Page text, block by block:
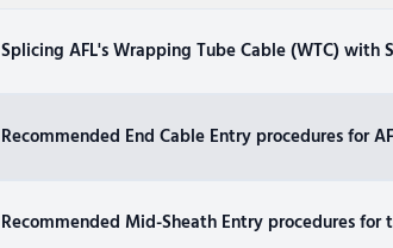
Splicing AFL's Wrapping Tube Cable (WTC) with
Recommended End Cable Entry procedures for
Recommended Mid-Sheath Entry procedures for